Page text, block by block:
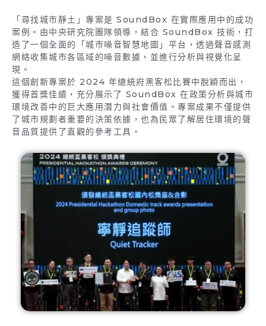
「尋找城市靜土」專案是 SoundBox 在實際應用中的成功
案例。由中央研究院團隊領導，結合 SoundBox 技術，打
造了一個全面的「城市噪音智慧地圖」平台，透過聲音感測
網絡收集城市各區域的噪音數據，並進行分析與視覺化呈
現。
這個創新專案於 2024 年總統府黑客松比賽中脫穎而出，
獲得首獎佳績，充分展示了 SoundBox 在政策分析與城市
環境改善中的巨大應用潛力與社會價值。專案成果不僅提供
了城市規劃者重要的決策依據，也為民眾了解居住環境的聲
音品質提供了直觀的參考工具。